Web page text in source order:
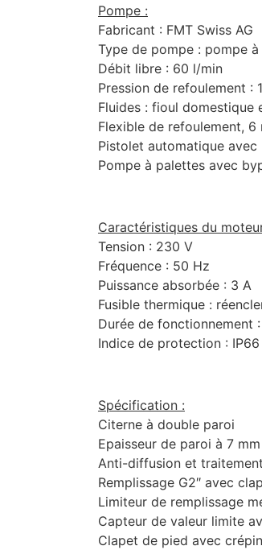
Pompe :
Fabricant : FMT Swiss AG
Type de pompe : pompe
Débit libre : 60 l/min
Pression de refoulement :
Fluides : fioul domestique
Flexible de refoulement, 6
Pistolet automatique
Pompe à palettes avec
Caractéristiques du
Tension : 230 V
Fréquence : 50 Hz
Puissance absorbée : 3 A
Fusible thermique :
Durée de fonctionnement
Indice de protection : IP66
Spécification :
Citerne à double paroi
Epaisseur de paroi à 7 mm
Anti-diffusion et
Remplissage G2″ avec
Limiteur de remplissage
Capteur de valeur limite
Clapet de pied avec